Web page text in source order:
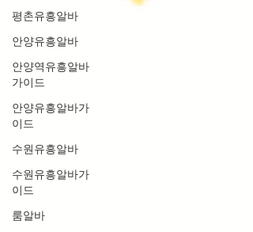
평촌유흥알바
안양유흥알바
안양역유흥알바
가이드
안양유흥알바가
이드
수원유흥알바
수원유흥알바가
이드
룸알바